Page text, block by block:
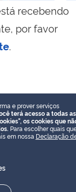
recebendo
por favor
.
e prover serviços
terá acesso a todas as
os cookies que
Para escolher quais
em nossa Declaração